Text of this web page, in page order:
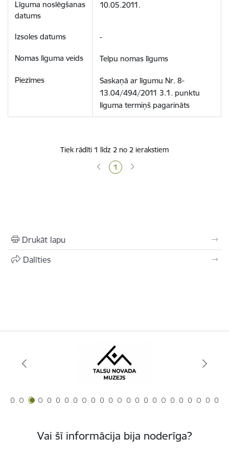
10.05.2011.
-
Telpu nomas līgums
Saskaņā ar līgumu Nr. 8-
13.04/494/2011 3.1. punktu
līguma termiņš pagarināts
Tiek rādīti 1 līdz 2 no 2 ierakstiem
1
Drukāt lapu
Dalīties
Vai šī informācija bija noderīga?